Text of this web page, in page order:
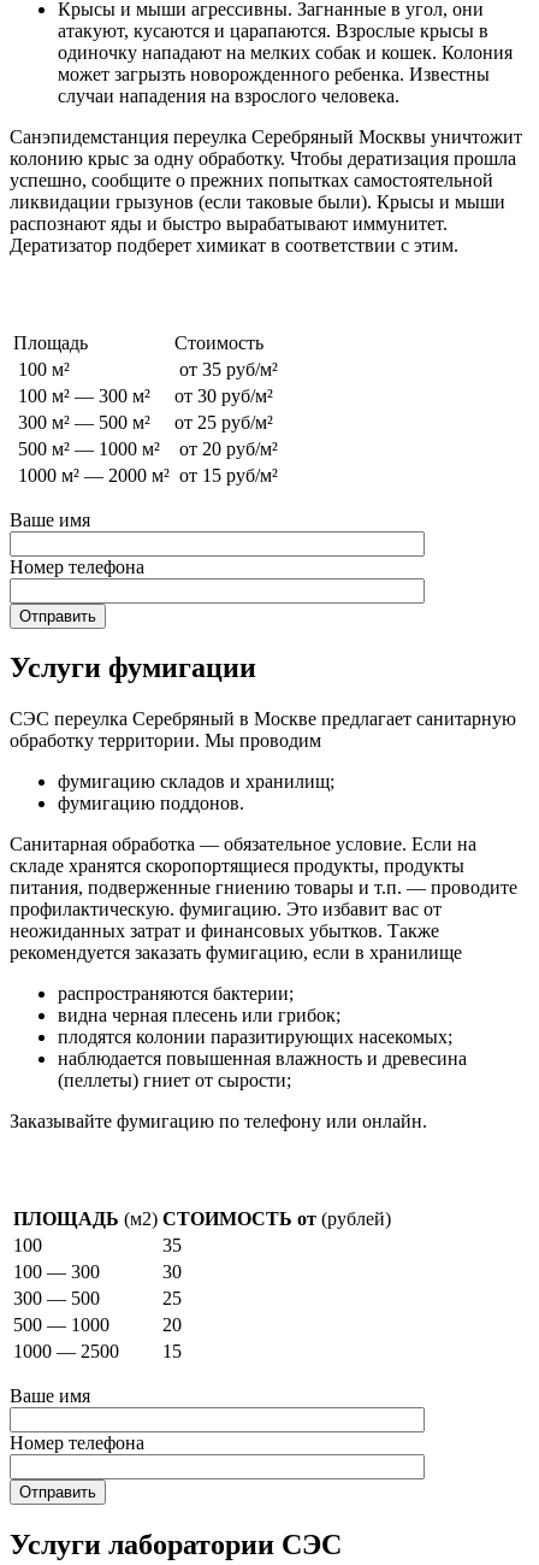
Крысы и мыши агрессивны. Загнанные в угол, они
атакуют, кусаются и царапаются. Взрослые крысы в
одиночку нападают на мелких собак и кошек. Колония
может загрызть новорожденного ребенка. Известны
случаи нападения на взрослого человека.
Санэпидемстанция переулка Серебряный Москвы уничтожит
колонию крыс за одну обработку. Чтобы дератизация прошла
успешно, сообщите о прежних попытках самостоятельной
ликвидации грызунов (если таковые были). Крысы и мыши
распознают яды и быстро вырабатывают иммунитет.
Дератизатор подберет химикат в соответствии с этим.
Площадь
Стоимость
100 м²
от 35 руб/м²
100 м² — 300 м²
от 30 руб/м²
300 м² — 500 м²
от 25 руб/м²
500 м² — 1000 м²
от 20 руб/м²
1000 м² — 2000 м² от 15 руб/м²
Ваше имя
Номер телефона
Услуги фумигации
СЭС переулка Серебряный в Москве предлагает санитарную
обработку территории. Мы проводим
фумигацию складов и хранилищ;
фумигацию поддонов.
Санитарная обработка — обязательное условие. Если на
складе хранятся скоропортящиеся продукты, продукты
питания, подверженные гниению товары и т.п. — проводите
профилактическую. фумигацию. Это избавит вас от
неожиданных затрат и финансовых убытков. Также
рекомендуется заказать фумигацию, если в хранилище
распространяются бактерии;
видна черная плесень или грибок;
плодятся колонии паразитирующих насекомых;
наблюдается повышенная влажность и древесина
(пеллеты) гниет от сырости;
Заказывайте фумигацию по телефону или онлайн.
ПЛОЩАДЬ (м2) СТОИМОСТЬ от (рублей)
100
35
100 — 300
30
300 — 500
25
500 — 1000
20
1000 — 2500
15
Ваше имя
Номер телефона
Услуги лаборатории СЭС